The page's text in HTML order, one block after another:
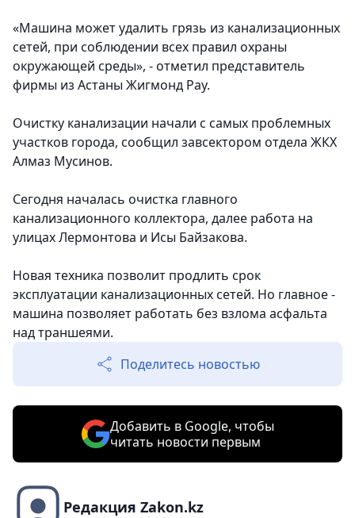
«Машина может удалить грязь из канализационных
сетей, при соблюдении всех правил охраны
окружающей среды», - отметил представитель
фирмы из Астаны Жигмонд Рау.
Очистку канализации начали с самых проблемных
участков города, сообщил завсектором отдела ЖКХ
Алмаз Мусинов.
Сегодня началась очистка главного
канализационного коллектора, далее работа на
улицах Лермонтова и Исы Байзакова.
Новая техника позволит продлить срок
эксплуатации канализационных сетей. Но главное -
машина позволяет работать без взлома асфальта
над траншеями.
Поделитесь новостью
Добавить в Google, чтобы
читать новости первым
Редакция Zakon.kz